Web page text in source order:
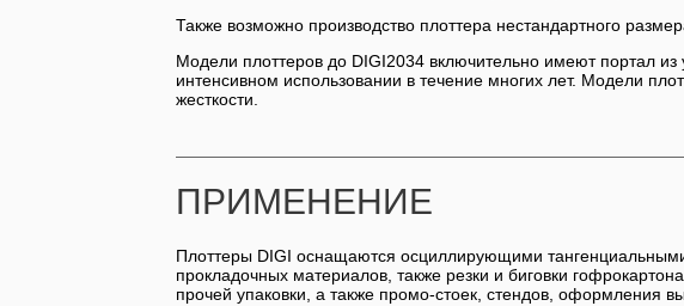
Также возможно производство плоттера нестандартного
Модели плоттеров до DIGI2034 включительно имеют портал
интенсивном использовании в течение многих лет. Модели
жесткости.
ПРИМЕНЕНИЕ
Плоттеры DIGI оснащаются осциллирующими
прокладочных материалов, также резки и биговки
прочей упаковки, а также промо-стоек, стендов, оформления